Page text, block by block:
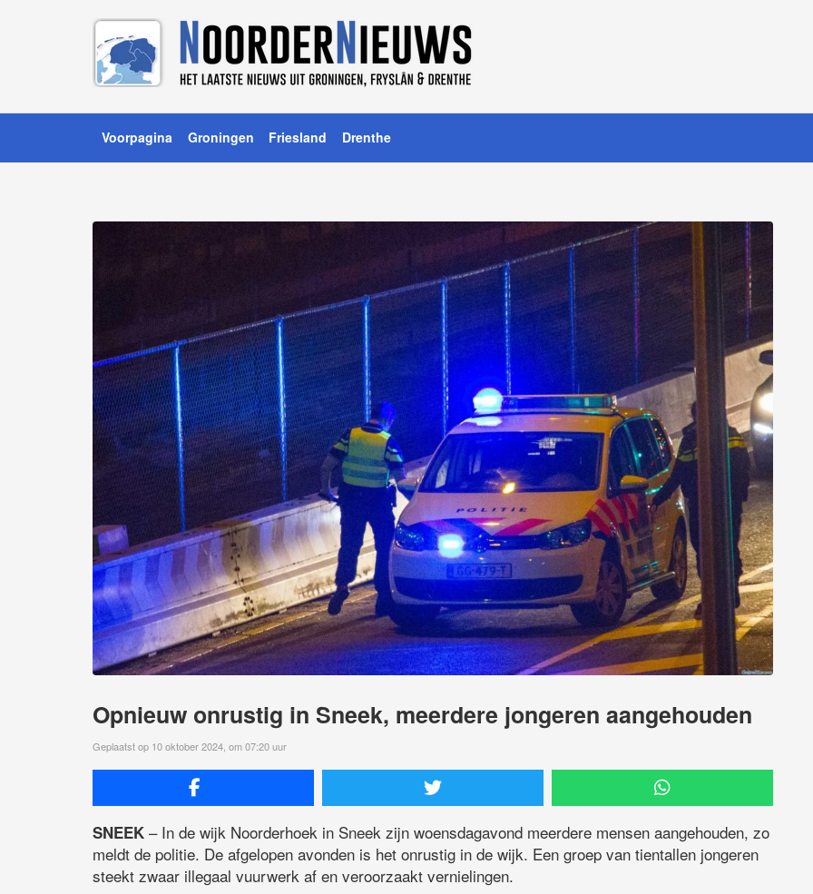
Voorpagina Groningen Friesland Drenthe
Opnieuw onrustig in Sneek, meerdere jongeren aangehouden
Geplaatst op 10 oktober 2024, om 07:20 uur
SNEEK – In de wijk Noorderhoek in Sneek zijn woensdagavond meerdere mensen aangehouden, zo
meldt de politie. De afgelopen avonden is het onrustig in de wijk. Een groep van tientallen jongeren
steekt zwaar illegaal vuurwerk af en veroorzaakt vernielingen.